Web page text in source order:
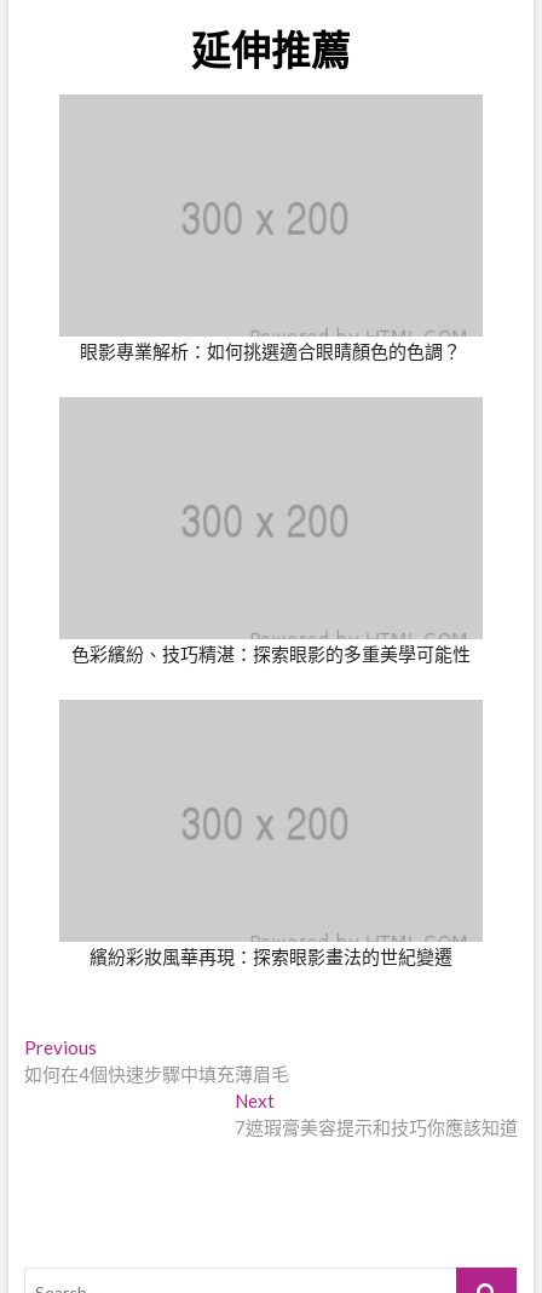
延伸推薦
眼影專業解析：如何挑選適合眼睛顏色的色調？
色彩繽紛、技巧精湛：探索眼影的多重美學可能性
繽紛彩妝風華再現：探索眼影畫法的世紀變遷
文
章
PreviousPrevious
post:
如何在4個快速步驟中填充薄眉毛
NextNext
post:
7遮瑕膏美容提示和技巧你應該知道
Search